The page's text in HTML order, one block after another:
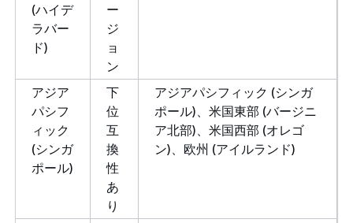
(ハイデ
ラバー
ド)
ー
ジ
ョ
ン
アジア
パシフ
ィック
(シンガ
ポール)
下
位
互
換
性
あ
り
アジアパシフィック (シンガ
ポール)、米国東部 (バージニ
ア北部)、米国西部 (オレゴ
ン)、欧州 (アイルランド)